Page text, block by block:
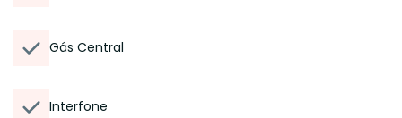
Gás Central
Interfone